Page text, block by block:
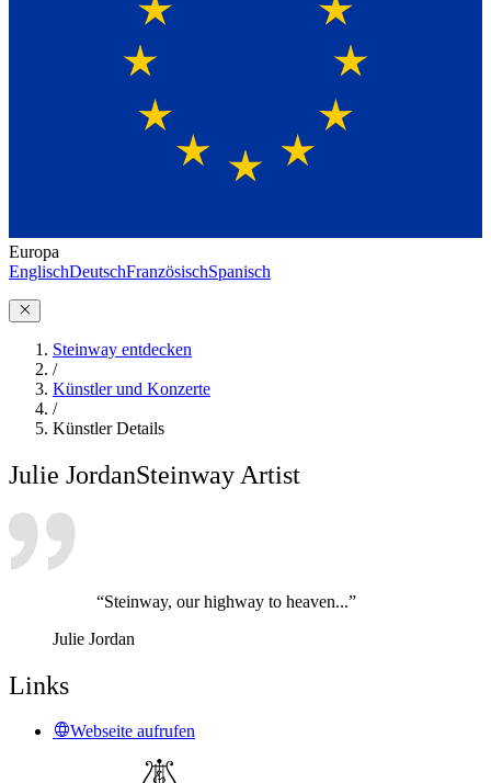
Europa
EnglischDeutschFranzösischSpanisch
Steinway entdecken
/
Künstler und Konzerte
/
Künstler Details
Julie JordanSteinway Artist
“Steinway, our highway to heaven...”
Julie Jordan
Links
Webseite aufrufen